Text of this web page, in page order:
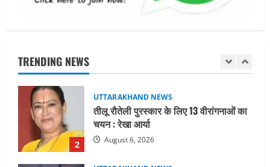
TRENDING NEWS
August 6, 2026
2
3
UTTARAKHAND NEWS
मिस उत्तराखंड 2026 के सब-कॉन्टेस्ट ‘मिस
ब्यूटीफुल आइज़’ एवं ‘मिस ब्यूटीफुल हेयर’ का
आयोजन